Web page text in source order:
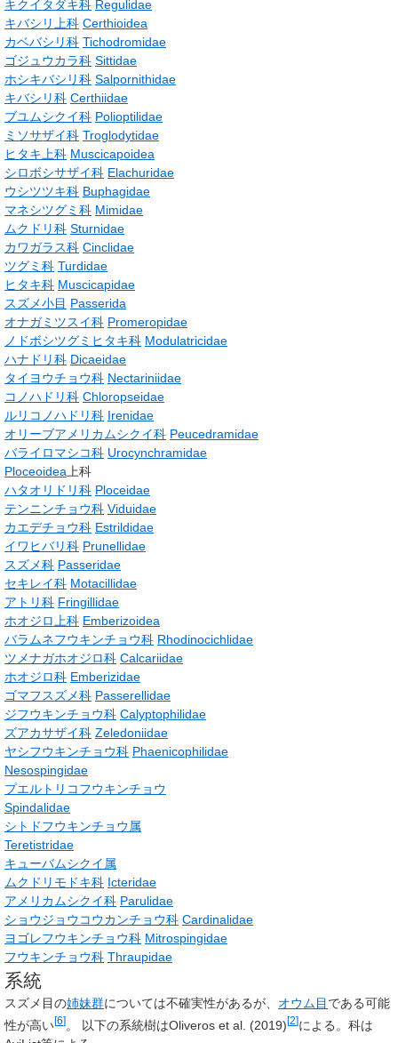
キクイタダキ科 Regulidae
キバシリ上科 Certhioidea
カベバシリ科 Tichodromidae
ゴジュウカラ科 Sittidae
ホシキバシリ科 Salpornithidae
キバシリ科 Certhiidae
ブユムシクイ科 Polioptilidae
ミソサザイ科 Troglodytidae
ヒタキ上科 Muscicapoidea
シロボシサザイ科 Elachuridae
ウシツツキ科 Buphagidae
マネシツグミ科 Mimidae
ムクドリ科 Sturnidae
カワガラス科 Cinclidae
ツグミ科 Turdidae
ヒタキ科 Muscicapidae
スズメ小目 Passerida
オナガミツスイ科 Promeropidae
ノドボシツグミヒタキ科 Modulatricidae
ハナドリ科 Dicaeidae
タイヨウチョウ科 Nectariniidae
コノハドリ科 Chloropseidae
ルリコノハドリ科 Irenidae
オリーブアメリカムシクイ科 Peucedramidae
バライロマシコ科 Urocynchramidae
Ploceoidea 上科
ハタオリドリ科 Ploceidae
テンニンチョウ科 Viduidae
カエデチョウ科 Estrildidae
イワヒバリ科 Prunellidae
スズメ科 Passeridae
セキレイ科 Motacillidae
アトリ科 Fringillidae
ホオジロ上科 Emberizoidea
バラムネフウキンチョウ科 Rhodinocichlidae
ツメナガホオジロ科 Calcariidae
ホオジロ科 Emberizidae
ゴマフスズメ科 Passerellidae
ジフウキンチョウ科 Calyptophilidae
ズアカサザイ科 Zeledoniidae
ヤシフウキンチョウ科 Phaenicophilidae
Nesospingidae
プエルトリコフウキンチョウ
Spindalidae
シトドフウキンチョウ属
Teretistridae
キューバムシクイ属
ムクドリモドキ科 Icteridae
アメリカムシクイ科 Parulidae
ショウジョウコウカンチョウ科 Cardinalidae
ヨゴレフウキンチョウ科 Mitrospingidae
フウキンチョウ科 Thraupidae
系統
スズメ目の姉妹群については不確実性があるが、 オウム目 である可能
性が高い[6] 。 以下の系統樹はOliveros et al. (2019)[2]による。科は